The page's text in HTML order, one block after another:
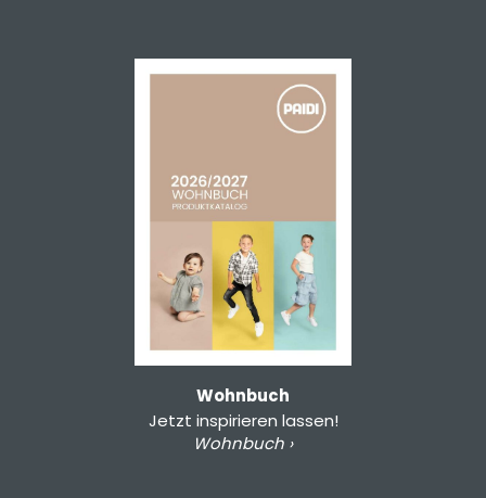
Wohnbuch
Jetzt inspirieren lassen!
Wohnbuch ›